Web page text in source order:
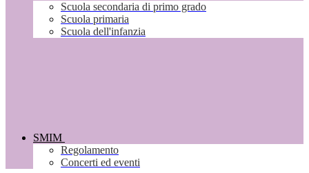
Scuola secondaria di primo grado
Scuola primaria
Scuola dell'infanzia
SMIM
Regolamento
Concerti ed eventi